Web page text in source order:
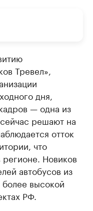
Тревел»,
дня,
— одна из
решают на
отток
что
регионе. Новиков
автобусов из
более высокой
РФ.